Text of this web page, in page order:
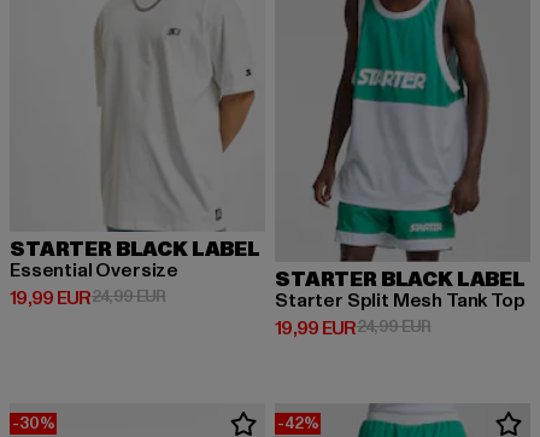
STARTER BLACK LABEL
Essential Oversize
19,99 EUR
Derzeitiger Preis: 19,99 EUR
24,99 EURAktionspreis: 24,99 EUR
STARTER BLACK LABEL
Starter Split Mesh Tank Top
19,99 EUR
Derzeitiger Preis: 19,99 EUR
24,99 EURAktionspreis:
-30% -42%